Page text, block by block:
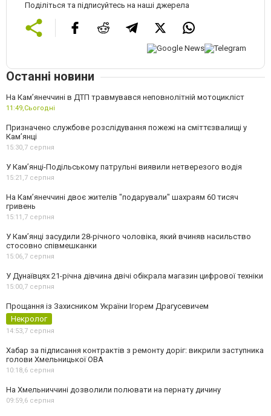
Поділіться та підписуйтесь на наші джерела
Останні новини
На Кам’янеччині в ДТП травмувався неповнолітній мотоцикліст
11:49, Сьогодні
Призначено службове розслідування пожежі на сміттєзвалищі у
Кам’янці
15:30, 7 серпня
У Кам’янці-Подільському патрульні виявили нетверезого водія
15:21, 7 серпня
На Камʼянеччині двоє жителів "подарували" шахраям 60 тисяч
гривень
15:11, 7 серпня
У Камʼянці засудили 28-річного чоловіка, який вчиняв насильство
стосовно співмешканки
15:06, 7 серпня
У Дунаївцях 21-річна дівчина двічі обікрала магазин цифрової техніки
15:00, 7 серпня
Прощання із Захисником України Ігорем Драгусевичем
Некролог
14:53, 7 серпня
Хабар за підписання контрактів з ремонту доріг: викрили заступника
голови Хмельницької ОВА
10:18, 6 серпня
На Хмельниччині дозволили полювати на пернату дичину
09:59, 6 серпня